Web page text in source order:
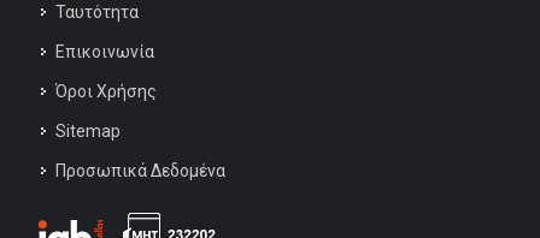
Ταυτότητα
Επικοινωνία
Όροι Χρήσης
Sitemap
Προσωπικά Δεδομένα